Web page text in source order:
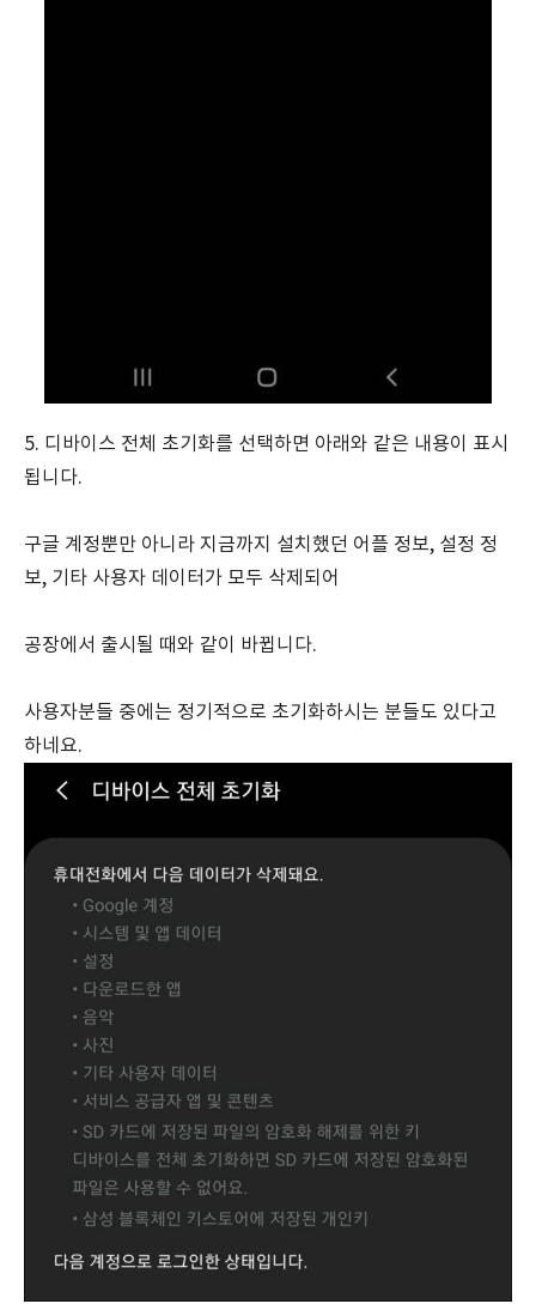
5. 디바이스 전체 초기화를 선택하면 아래와 같은 내용이 표시
됩니다.
구글 계정뿐만 아니라 지금까지 설치했던 어플 정보, 설정 정
보, 기타 사용자 데이터가 모두 삭제되어
공장에서 출시될 때와 같이 바뀝니다.
사용자분들 중에는 정기적으로 초기화하시는 분들도 있다고
하네요.